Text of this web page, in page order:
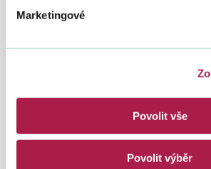
Marketingové
Povolit vše
Povolit výběr
letošního roku. Sněmovnou
VLÁDA SCHVÁLILA
ELEKTRONICKÉ EVIDENCE
2023